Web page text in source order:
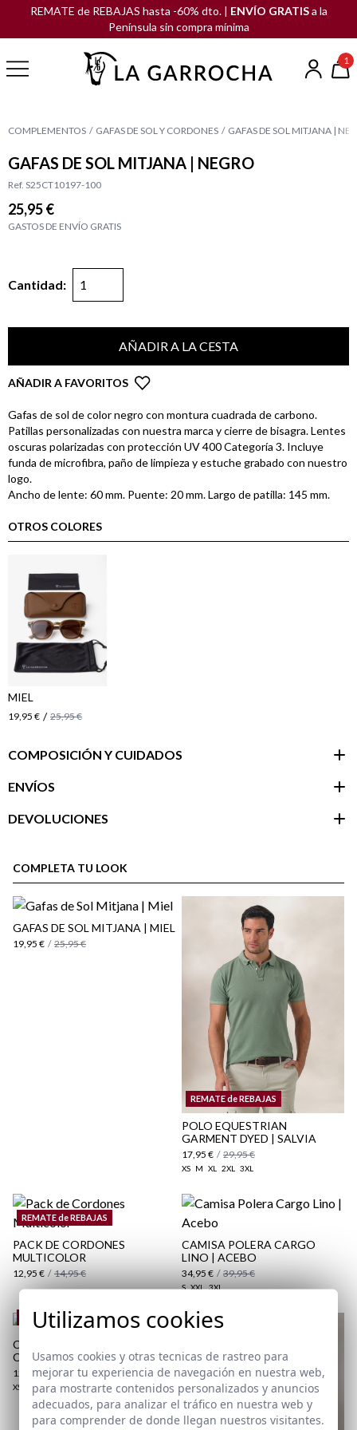
REMATE de REBAJAS hasta -60% dto. | ENVÍO GRATISa la
Península sin compra mínima
1
COMPLEMENTOS GAFAS DE SOL Y CORDONES GAFAS DE SOL MITJANA |
GAFAS DE SOL MITJANA | NEGRO
Ref. S25CT10197-100
25,95 €
GASTOS DE ENVÍO GRATIS
Cantidad:
AÑADIR A LA CESTA
AÑADIR A FAVORITOS
Gafas de sol de color negro con montura cuadrada de carbono.
Patillas personalizadas con nuestra marca y cierre de bisagra. Lentes
oscuras polarizadas con protección UV 400 Categoría 3. Incluye
funda de microfibra, paño de limpieza y estuche grabado con nuestro
logo.
Ancho de lente: 60 mm. Puente: 20 mm. Largo de patilla: 145 mm.
OTROS COLORES
MIEL
19,95 € / 25,95 €
COMPOSICIÓN Y CUIDADOS
ENVÍOS
DEVOLUCIONES
cliente
aquí
aquí
COMPLETA TU LOOK
GAFAS DE SOL MITJANA | MIEL
19,95 € / 25,95 €
REMATE de REBAJAS
POLO EQUESTRIAN
GARMENT DYED | SALVIA
17,95 € / 29,95 €
XS M XL 2XL 3XL
REMATE de REBAJAS
PACK DE CORDONES
MULTICOLOR
12,95 € / 14,95 €
CAMISA POLERA CARGO
LINO | ACEBO
34,95 € / 39,95 €
S XXL 3XL
REMATE de REBAJAS
CAMISETA RELINCHO |
CRUDO
12,95 € / 19,95 €
XS M L XL 3XL
Utilizamos cookies
Usamos cookies y otras tecnicas de rastreo para
mejorar tu experiencia de navegación en nuestra web,
para mostrarte contenidos personalizados y anuncios
adecuados, para analizar el tráfico en nuestra web y
para comprender de donde llegan nuestros visitantes.